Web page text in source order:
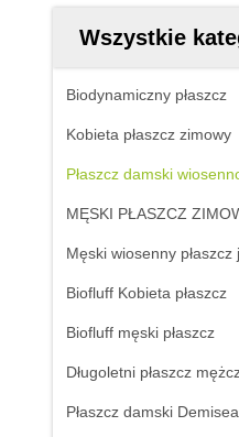
Wszystkie
Biodynamiczny płaszcz
Kobieta płaszcz zimowy
Płaszcz damski
MĘSKI PŁASZCZ
Męski wiosenny płaszcz
Biofluff Kobieta płaszcz
Biofluff męski płaszcz
Długoletni płaszcz
Płaszcz damski